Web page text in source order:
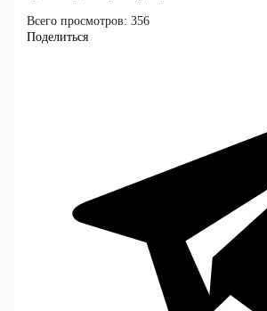
Всего просмотров: 356
Поделиться